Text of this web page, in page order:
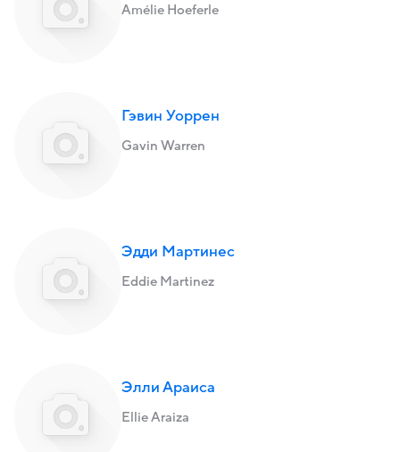
Amélie Hoeferle
Гэвин Уоррен
Gavin Warren
Эдди Мартинес
Eddie Martinez
Элли Араиса
Ellie Araiza